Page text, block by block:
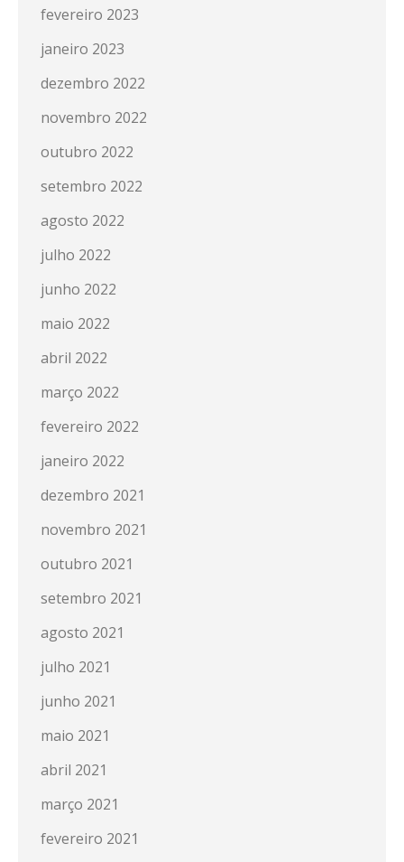
fevereiro 2023
janeiro 2023
dezembro 2022
novembro 2022
outubro 2022
setembro 2022
agosto 2022
julho 2022
junho 2022
maio 2022
abril 2022
março 2022
fevereiro 2022
janeiro 2022
dezembro 2021
novembro 2021
outubro 2021
setembro 2021
agosto 2021
julho 2021
junho 2021
maio 2021
abril 2021
março 2021
fevereiro 2021